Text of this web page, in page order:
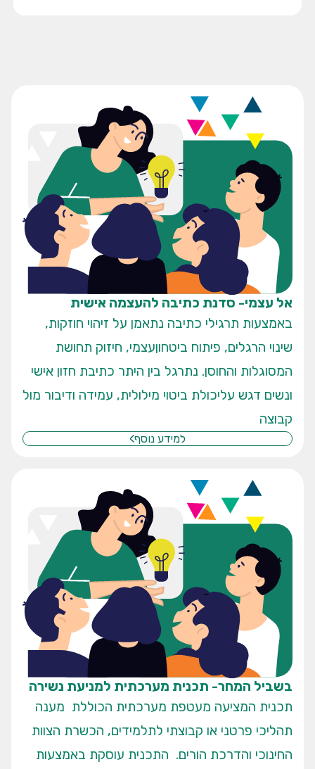
אל עצמי- סדנת כתיבה להעצמה אישית
באמצעות תרגילי כתיבה נתאמן על זיהוי חוזקות,
שינוי הרגלים, פיתוח ביטחוןעצמי, חיזוק תחושת
המסוגלות והחוסן. נתרגל בין היתר כתיבת חזון אישי
ונשים דגש עליכולת ביטוי מילולית, עמידה ודיבור מול
קבוצה
למידע נוסף
בשביל המחר- תכנית מערכתית למניעת נשירה
תכנית המציעה מעטפת מערכתית הכוללת מענה
תהליכי פרטני או קבוצתי לתלמידים, הכשרת הצוות
החינוכי והדרכת הורים. התכנית עוסקת באמצעות